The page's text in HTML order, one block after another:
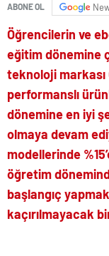
ABONE OL
Öğrencilerin ve
eğitim dönemine
teknoloji
performanslı
dönemine en iyi
olmaya devam
modellerinde
öğretim
başlangıç
kaçırılmayacak